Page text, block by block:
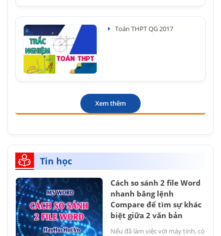
Toán THPT QG 2017
Xem thêm
Tin học
Cách so sánh 2 file Word
nhanh bằng lệnh
Compare để tìm sự khác
biệt giữa 2 văn bản
Nếu đã làm việc với máy tính, có